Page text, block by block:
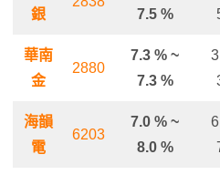
銀
7.5 %
華南
金
2880
7.3 % ~
7.3 %
海韻
電
6203
7.0 % ~
8.0 %